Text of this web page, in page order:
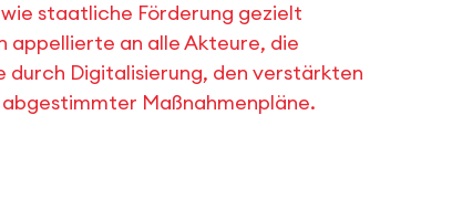
staatliche Förderung gezielt
appellierte an alle Akteure, die
Digitalisierung, den verstärkten
Maßnahmenpläne.